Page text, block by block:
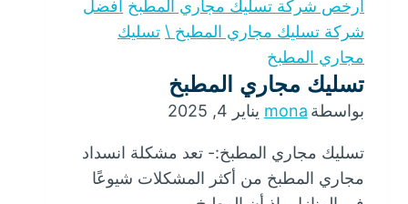
أرخص شركة تسليك مجاري المطبخ أفضل
شركة تسليك مجاري المطبخ \ تسليك
مجاري المطبخ
تسليك مجاري المطبخ
بواسطة mona يناير 4, 2025
تسليك مجاري المطبخ:- تعد مشكلة انسداد
مجاري المطبخ من أكثر المشكلات شيوعًا